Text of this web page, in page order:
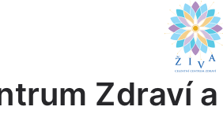
Zdraví